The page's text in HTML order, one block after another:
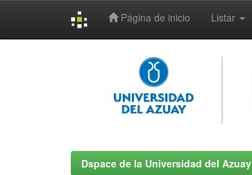
Página de inicio Listar
Dspace de la Universidad del Azuay